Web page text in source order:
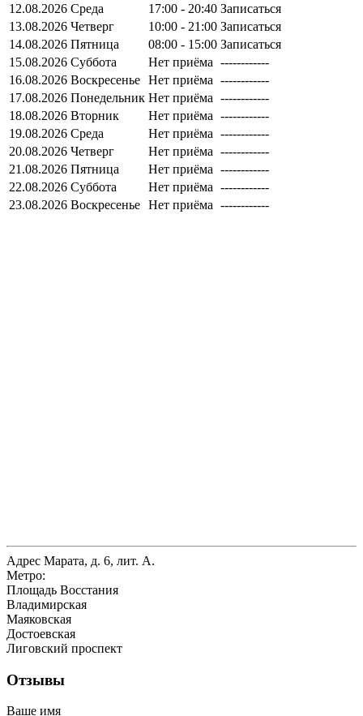
12.08.2026 Среда 17:00 - 20:40 Записаться
13.08.2026 Четверг 10:00 - 21:00 Записаться
14.08.2026 Пятница 08:00 - 15:00 Записаться
15.08.2026 Суббота Нет приёма ------------
16.08.2026 Воскресенье Нет приёма ------------
17.08.2026 Понедельник Нет приёма ------------
18.08.2026 Вторник Нет приёма ------------
19.08.2026 Среда Нет приёма ------------
20.08.2026 Четверг Нет приёма ------------
21.08.2026 Пятница Нет приёма ------------
22.08.2026 Суббота Нет приёма ------------
23.08.2026 Воскресенье Нет приёма ------------
Адрес Марата, д. 6, лит. А.
Метро:
Площадь Восстания
Владимирская
Маяковская
Достоевская
Лиговский проспект
Отзывы
Ваше имя